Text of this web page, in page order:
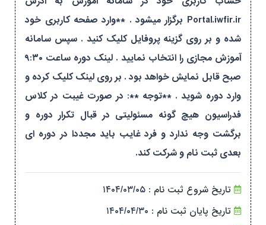
Portal.iwfir.ir برگزار میشود . **وارد صفحه کاربری خود
شده و بر روی گزینه پروفایل کلیک کنید . سپس سامانه
آموزش مجازی را انتخاب نمایید . لینک دوره ساعت ۹:۳۰
صبح قابل نمایش خواهد بود . بر روی لینک کلیک کرده و
وارد دوره شوید . **توجه **: در صورت غیبت در کلاس
فدراسیون هیچ گونه مسئولیتی در قبال تکرار دوره و
برگشت وجه ندارد و فرد غایب باید مجددا در دوره ای
بعدی ثبت نام و شرکت کند.
تاریخ شروع ثبت نام : ۱۴۰۴/۰۳/۰۵
تاریخ پایان ثبت نام : ۱۴۰۴/۰۴/۳۰